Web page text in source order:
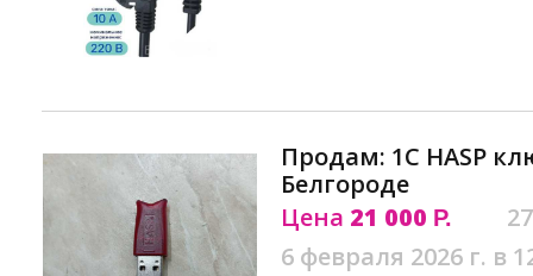
Продам: 1C HASP
Белгороде
Цена 21 000 Р.
6 февраля 2026 г. в